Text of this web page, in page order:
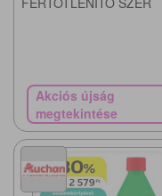
Akciós újság
megtekintése